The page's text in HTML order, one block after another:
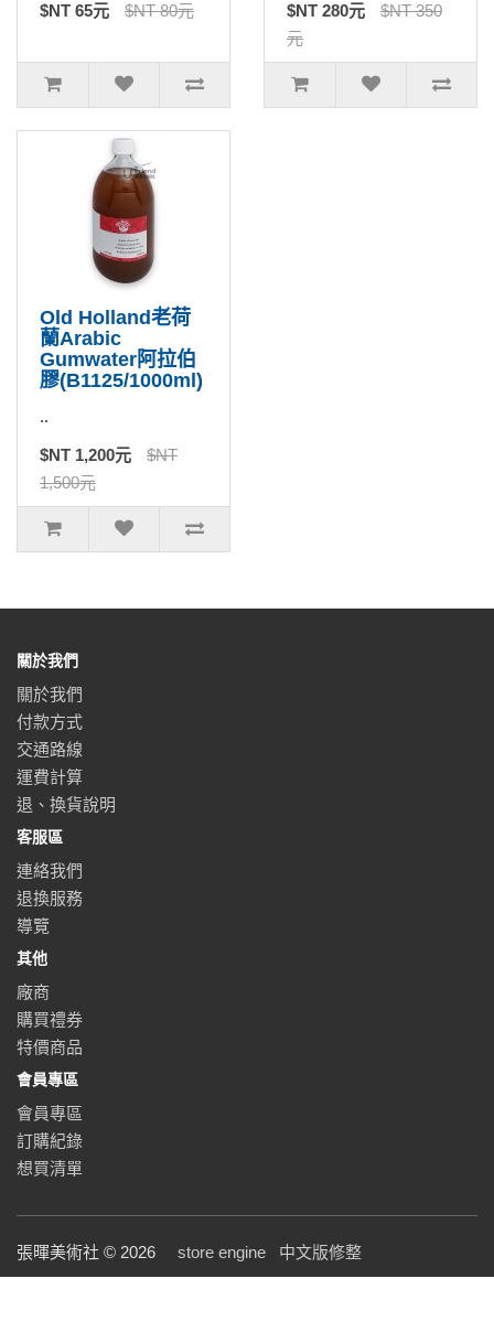
$NT 65元 $NT 80元 $NT 280元
$NT 350
元
Old Holland老荷
蘭Arabic
Gumwater阿拉伯
膠(B1125/1000ml)
..
$NT 1,200元
$NT
1,500元
關於我們
關於我們
付款方式
交通路線
運費計算
退、換貨說明
客服區
連絡我們
退換服務
導覽
其他
廠商
購買禮券
特價商品
會員專區
會員專區
訂購紀錄
想買清單
張暉美術社 © 2026 store engine 中文版修整